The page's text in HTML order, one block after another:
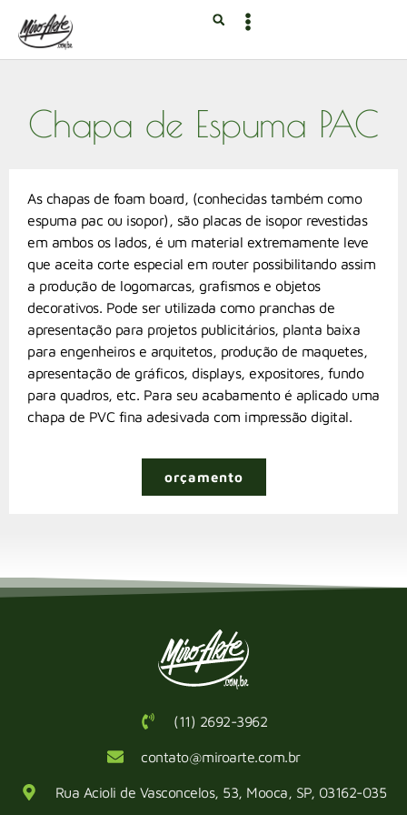
Chapa de Espuma PAC
As chapas de foam board, (conhecidas também como
espuma pac ou isopor), são placas de isopor revestidas
em ambos os lados, é um material extremamente leve
que aceita corte especial em router possibilitando assim
a produção de logomarcas, grafismos e objetos
decorativos. Pode ser utilizada como pranchas de
apresentação para projetos publicitários, planta baixa
para engenheiros e arquitetos, produção de maquetes,
apresentação de gráficos, displays, expositores, fundo
para quadros, etc. Para seu acabamento é aplicado uma
chapa de PVC fina adesivada com impressão digital.
orçamento
(11) 2692-3962
contato@miroarte.com.br
Rua Acioli de Vasconcelos, 53, Mooca, SP, 03162-035